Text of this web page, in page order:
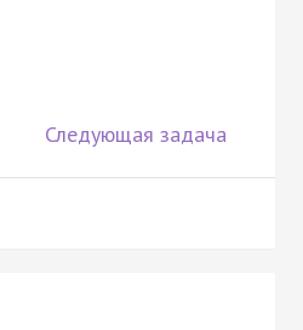
Следующая задача